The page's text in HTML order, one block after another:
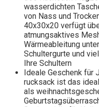
wasserdichten
von Nass und
40x30x20 verfügt
atmungsaktives
Wärmeableitung
Schultergurte und
Ihre Schultern
Ideale Geschenk für
rucksack ist das
als